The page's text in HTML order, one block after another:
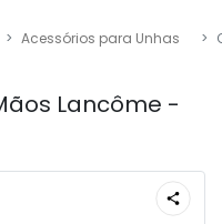
Acessórios para Unhas
Lancôme -